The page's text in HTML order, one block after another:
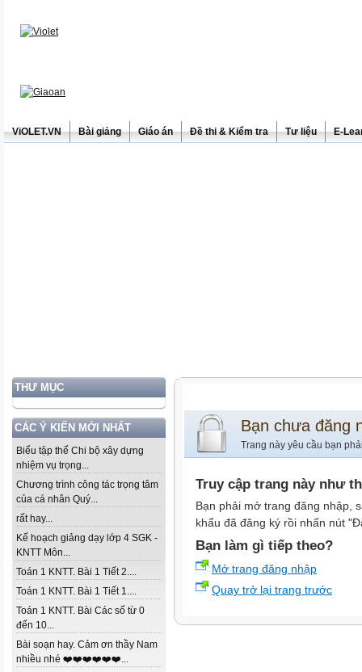
ViOLET.VN Bài giảng Giáo án Đề thi & Kiểm tra Tư liệu E-
THƯ MỤC
CÁC Ý KIẾN MỚI NHẤT
Biểu tập thể Chi bộ xây dựng
nhiệm vụ trọng...
Chương trình công tác trọng tâm
của cá nhân Quý...
rất hay...
Kế hoạch giảng dạy lớp 4 SGK -
KNTT Môn...
Toán 1 KNTT. Bài 1 Tiết 2....
Toán 1 KNTT. Bài 1 Tiết 1....
Toán 1 KNTT. Bài Các số từ 0
đến 10...
Bài soạn hay. Cảm ơn thầy Nam
nhiều nhé ❤️❤️❤️❤️❤️❤️...
Bạn chưa đăng
Trang này yêu cầu bạn
Truy cập trang này như
Bạn phải mở trang đăng nhập,
khẩu đã đăng ký rồi nhấn nút
Bạn làm gì tiếp theo?
Mở trang đăng nhập
Quay trở lại trang trước